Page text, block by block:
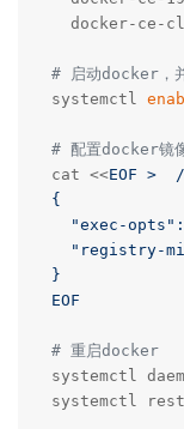
docker-ce-
# 启动docker，
systemctl
# 配置docker镜
cat <<EOF >
{
"exec-
"registry-
}
EOF
# 重启docker
systemctl
systemctl